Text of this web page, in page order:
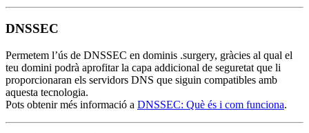
DNSSEC
Permetem l’ús de DNSSEC en dominis .surgery, gràcies al qual el
teu domini podrà aprofitar la capa addicional de seguretat que li
proporcionaran els servidors DNS que siguin compatibles amb
aquesta tecnologia.
Pots obtenir més informació a DNSSEC: Què és i com funciona.